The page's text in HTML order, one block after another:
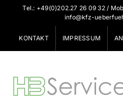
springen
Tel.: +49(0)202.27 26 09 32 /
info@kfz-
KONTAKT IMPRESSUM